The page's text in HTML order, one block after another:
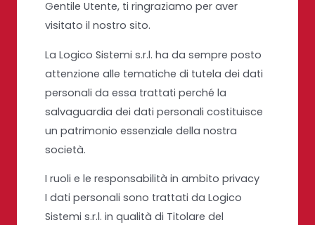
Gentile Utente, ti ringraziamo per aver
visitato il nostro sito.
La Logico Sistemi s.r.l. ha da sempre posto
attenzione alle tematiche di tutela dei dati
personali da essa trattati perché la
salvaguardia dei dati personali costituisce
un patrimonio essenziale della nostra
società.
I ruoli e le responsabilità in ambito privacy
I dati personali sono trattati da Logico
Sistemi s.r.l. in qualità di Titolare del